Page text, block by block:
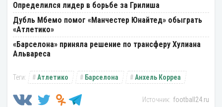
Определился лидер в борьбе за Грилиша
Дубль Мбемо помог «Манчестер Юнайтед» обыграть
«Атлетико»
«Барселона» приняла решение по трансферу Хулиана
Альвареса
Атлетико Барселона Анхель Корреа
football24.ru